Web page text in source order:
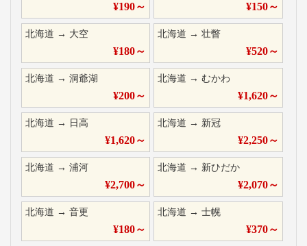
¥190～ ¥150～
北海道 → 大空
¥180～
北海道 →壮瞥
¥520～
北海道 → 洞爺湖
¥200～
北海道 →むかわ
¥1,620～
北海道 → 日高
¥1,620～
北海道 → 新冠
¥2,250～
北海道 → 浦河
¥2,700～
北海道 → 新ひだか
¥2,070～
北海道 → 音更
¥180～
北海道 →士幌
¥370～